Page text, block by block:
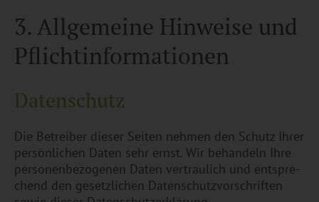
3. All­ge­mei­ne Hin­wei­se und
Pflicht­informationen
Da­ten­schutz
Die Be­trei­ber die­ser Sei­ten neh­men den Schutz Ihrer
per­sön­li­chen Daten sehr ernst. Wir be­han­deln Ihre
per­so­nen­be­zo­ge­nen Daten ver­trau­lich und ent­spre­
chend den ge­setz­li­chen Da­ten­schutz­vor­schrif­ten